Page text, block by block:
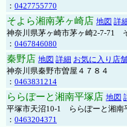
： 0427755770
そよら湘南茅ヶ崎店 地図 詳
神奈川県茅ヶ崎市茅ヶ崎2‐7‐71
： 0467846080
秦野店 地図 詳細 お気に入り店
神奈川県秦野市曽屋４７８４
： 0463831214
ららぽーと湘南平塚店 地図
平塚市天沼10-1 ららぽーと湘南
： 0463204371